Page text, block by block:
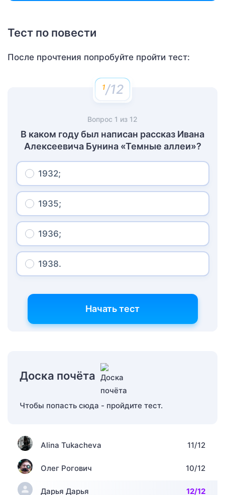
Тест по повести
После прочтения попробуйте пройти тест:
/12
Вопрос 1 из 12
В каком году был написан рассказ Ивана
Алексеевича Бунина «Темные аллеи»?
1932;
1935;
1936;
1938.
Начать тест
Доска почёта
Чтобы попасть сюда - пройдите тест.
Alina Tukacheva 11/12
Олег Рогович 10/12
Дарья Дарья 12/12